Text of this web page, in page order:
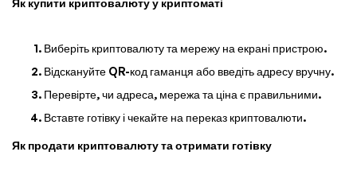
Як купити криптовалюту у криптоматі
Виберіть криптовалюту та мережу на екрані пристрою.
Відскануйте QR-код гаманця або введіть адресу вручну.
Перевірте, чи адреса, мережа та ціна є правильними.
Вставте готівку і чекайте на переказ криптовалюти.
Як продати криптовалюту та отримати готівку